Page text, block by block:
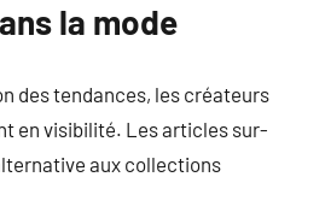
la mode
des tendances, les créateurs
en visibilité. Les articles sur-
aux collections